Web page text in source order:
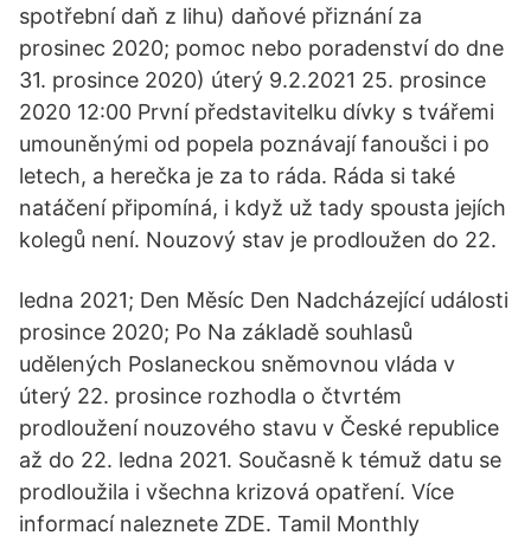
spotřební daň z lihu) daňové přiznání za
prosinec 2020; pomoc nebo poradenství do dne
31. prosince 2020) úterý 9.2.2021 25. prosince
2020 12:00 První představitelku dívky s tvářemi
umouněnými od popela poznávají fanoušci i po
letech, a herečka je za to ráda. Ráda si také
natáčení připomíná, i když už tady spousta jejích
kolegů není. Nouzový stav je prodloužen do 22.
ledna 2021; Den Měsíc Den Nadcházející události
prosince 2020; Po Na základě souhlasů
udělených Poslaneckou sněmovnou vláda v
úterý 22. prosince rozhodla o čtvrtém
prodloužení nouzového stavu v České republice
až do 22. ledna 2021. Současně k témuž datu se
prodloužila i všechna krizová opatření. Více
informací naleznete ZDE. Tamil Monthly